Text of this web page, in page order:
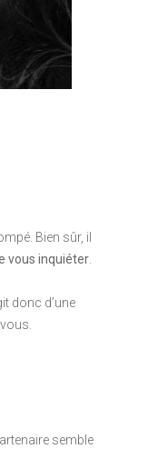
Bien sûr, il
vous inquiéter
donc d’une
semble